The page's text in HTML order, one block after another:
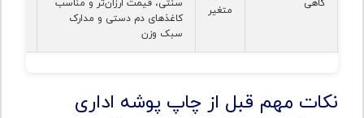
کاهی
متغیر
سنتی، قیمت ارزان‌تر و مناسب
کاغذهای دم دستی و مدارک
سبک وزن
نکات مهم قبل از چاپ پوشه اداری